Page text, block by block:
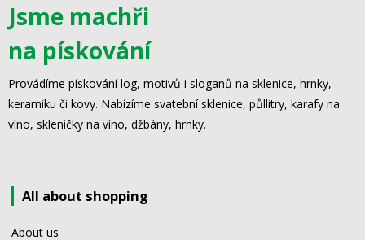
Jsme machři
na pískování
Provádíme pískování log, motivů i sloganů na sklenice, hrnky,
keramiku či kovy. Nabízíme svatební sklenice, půllitry, karafy na
víno, skleničky na víno, džbány, hrnky.
All about shopping
About us